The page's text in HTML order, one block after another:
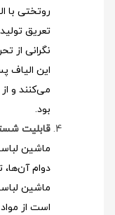
تعریق
نگرانی از
این الیاف
می‌کنند و
بود.
قابلیت
ماشین
دوام
ماشین
است از